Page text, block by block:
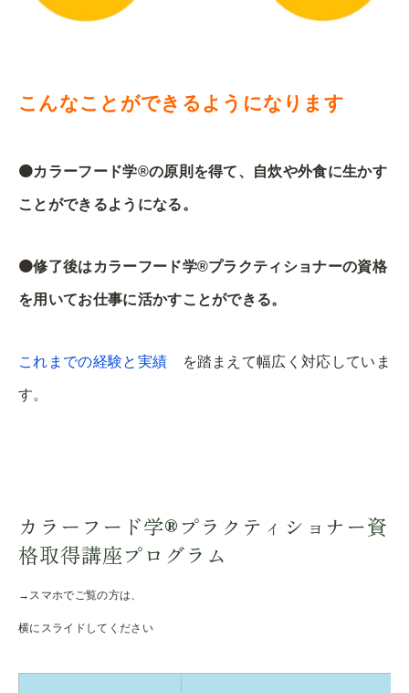
こんなことができるようになります
🟠カラーフード学®️の原則を得て、自炊や外食に生かす
ことができるようになる。
🟠修了後はカラーフード学®️プラクティショナーの資格
を用いてお仕事に活かすことができる。
これまでの経験と実績 を踏まえて幅広く対応していま
す。
カラーフード学®︎プラクティショナー資
格取得講座プログラム
→スマホでご覧の方は、
横にスライドしてください